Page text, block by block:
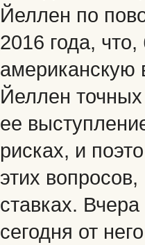
Йеллен по
2016 года,
американскую
Йеллен
ее
рисках, и
этих
ставках.
сегодня от